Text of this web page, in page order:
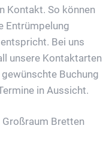
Kontakt. So können
Entrümpelung
Bei uns
unsere Kontaktarten
Buchung
in Aussicht.
Bretten